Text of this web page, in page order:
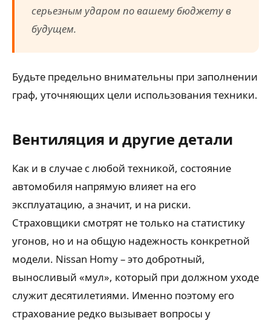
серьезным ударом по вашему бюджету в
будущем.
Будьте предельно внимательны при заполнении
граф, уточняющих цели использования техники.
Вентиляция и другие детали
Как и в случае с любой техникой, состояние
автомобиля напрямую влияет на его
эксплуатацию, а значит, и на риски.
Страховщики смотрят не только на статистику
угонов, но и на общую надежность конкретной
модели. Nissan Homy – это добротный,
выносливый «мул», который при должном уходе
служит десятилетиями. Именно поэтому его
страхование редко вызывает вопросы у